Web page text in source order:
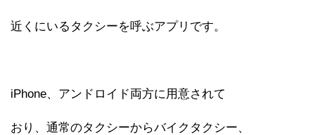
近くにいるタクシーを呼ぶアプリです。
iPhone、アンドロイド両方に用意されて
おり、通常のタクシーからバイクタクシー、